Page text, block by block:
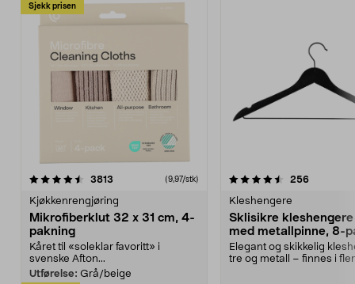
Sjekk prisen
3813 anmeldelser(9,97/stk)
Kjøkkenrengjøring
Mikrofiberklut 32 x 31 cm, 4-
pakning
Kåret til «soleklar favoritt» i
svenske Afton...
Utførelse: Grå/beige
4.5av 5 stjerner 256
Kleshengere
Sklisikre
med metallpinne, 8-
Elegant og skikkelig
tre og metall – finnes i
4.5av 5 stjerner